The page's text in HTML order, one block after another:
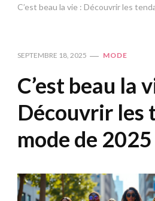
C’est beau la vie : Découvrir les
SEPTEMBRE 18, 2025 MODE
C’est beau la
Découvrir les
mode de 2025